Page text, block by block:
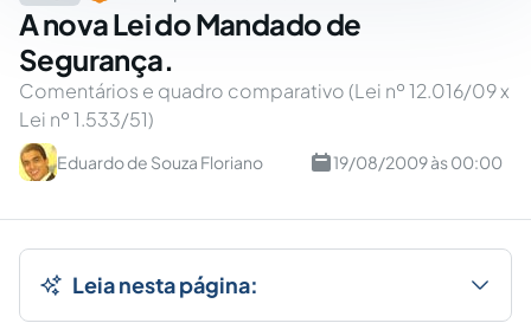
A nova Lei do Mandado de
Segurança.
Comentários e quadro comparativo (Lei nº 12.016/09 x
Lei nº 1.533/51)
Eduardo de Souza Floriano 19/08/2009 às 00:00
Leia nesta página: